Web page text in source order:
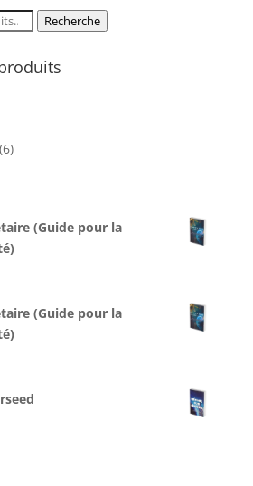
Recherche
(6)
(Guide pour la
(Guide pour la